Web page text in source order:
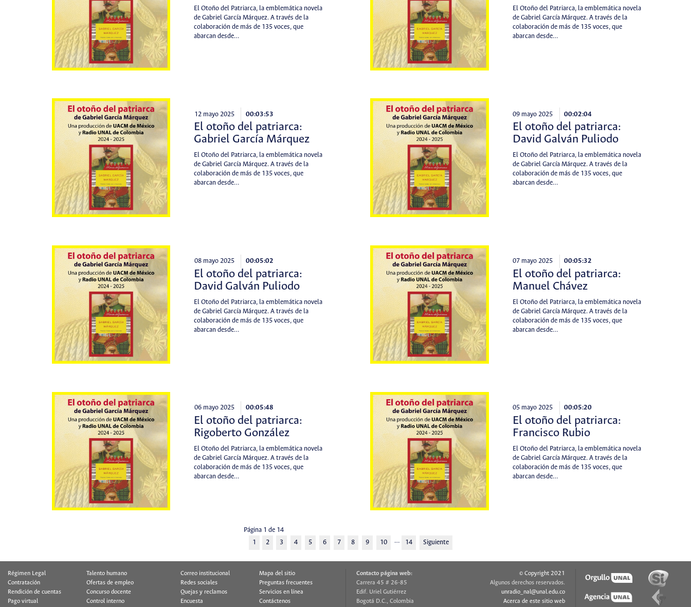
El Otoño del Patriarca, la emblemática novela
de Gabriel García Márquez. A través de la
colaboración de más de 135 voces, que
abarcan desde…
El Otoño del Patriarca, la emblemática novela
de Gabriel García Márquez. A través de la
colaboración de más de 135 voces, que
abarcan desde…
12 mayo 2025 00:03:53
El otoño del patriarca:
Gabriel García Márquez
El Otoño del Patriarca, la emblemática novela
de Gabriel García Márquez. A través de la
colaboración de más de 135 voces, que
abarcan desde…
09 mayo 2025 00:02:04
El otoño del patriarca:
David Galván Puliodo
El Otoño del Patriarca, la emblemática novela
de Gabriel García Márquez. A través de la
colaboración de más de 135 voces, que
abarcan desde…
08 mayo 2025 00:05:02
El otoño del patriarca:
David Galván Puliodo
El Otoño del Patriarca, la emblemática novela
de Gabriel García Márquez. A través de la
colaboración de más de 135 voces, que
abarcan desde…
07 mayo 2025 00:05:32
El otoño del patriarca:
Manuel Chávez
El Otoño del Patriarca, la emblemática novela
de Gabriel García Márquez. A través de la
colaboración de más de 135 voces, que
abarcan desde…
06 mayo 2025 00:05:48
El otoño del patriarca:
Rigoberto González
El Otoño del Patriarca, la emblemática novela
de Gabriel García Márquez. A través de la
colaboración de más de 135 voces, que
abarcan desde…
05 mayo 2025 00:05:20
El otoño del patriarca:
Francisco Rubio
El Otoño del Patriarca, la emblemática novela
de Gabriel García Márquez. A través de la
colaboración de más de 135 voces, que
abarcan desde…
Página 1 de 14
1
2 3 4 5 6 7 8 9 10 … 14 Siguiente
Régimen Legal
Talento humano
Contratación
Ofertas de empleo
Rendición de cuentas
Concurso docente
Pago virtual
Control interno
Correo institucional
Mapa del sitio
Redes sociales
Preguntas frecuentes
Quejas y reclamos
Servicios en línea
Encuesta
Contáctenos
Contacto página web:
Carrera 45 # 26-85
Edif. Uriel Gutiérrez
Bogotá D.C., Colombia
© Copyright 2021
Algunos derechos reservados.
unradio_nal@unal.edu.co
Acerca de este sitio web